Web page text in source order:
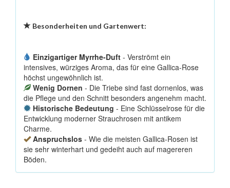
Besonderheiten und Gartenwert:
Einzigartiger Myrrhe-Duft - Verströmt ein
intensives, würziges Aroma, das für eine Gallica-Rose
höchst ungewöhnlich ist.
Wenig Dornen - Die Triebe sind fast dornenlos, was
die Pflege und den Schnitt besonders angenehm macht.
Historische Bedeutung - Eine Schlüsselrose für die
Entwicklung moderner Strauchrosen mit antikem
Charme.
Anspruchslos - Wie die meisten Gallica-Rosen ist
sie sehr winterhart und gedeiht auch auf magereren
Böden.